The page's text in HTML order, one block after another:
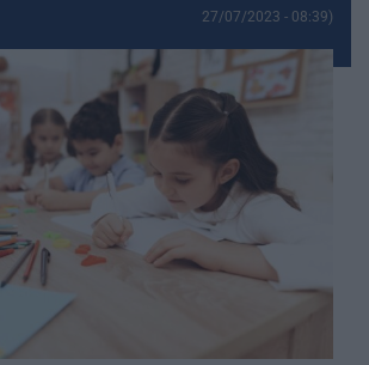
27/07/2023 - 08:39)